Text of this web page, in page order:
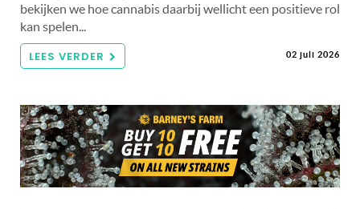
bekijken we hoe cannabis daarbij wellicht een positieve rol
kan spelen...
LEES VERDER 02 juli 2026